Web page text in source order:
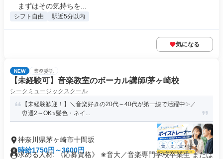
まずはその気持ちを...
シフト自由 駅近5分以内
気になる
NEW 業務委託
【未経験可】音楽教室のボーカル講師/茅ヶ崎校
シークミュージックスクール
【未経験歓迎！】＼音楽好きの20代～40代が第一線で活躍中✨️／
⏰週2～OK⭐️髪色・ネイ...
神奈川県茅ヶ崎市十間坂
時給1750円～3600円
求める人材: 《応募資格》 ✬音大／音楽専門学校卒業生 または